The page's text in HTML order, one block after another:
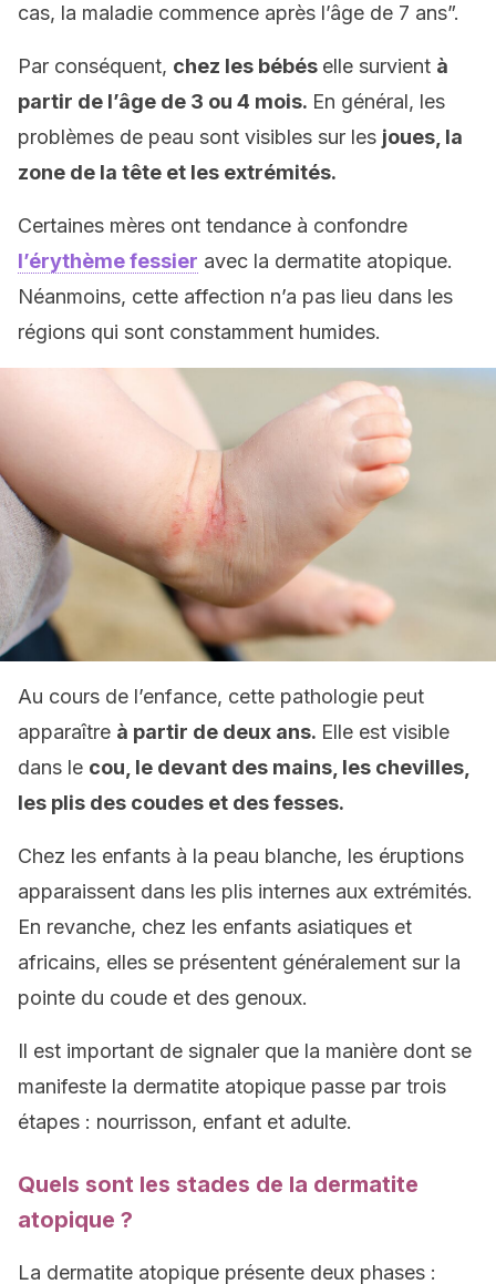
cas, la maladie commence après l’âge de 7 ans”.
Par conséquent, chez les bébés elle survient à
partir de l’âge de 3 ou 4 mois. En général, les
problèmes de peau sont visibles sur les joues, la
zone de la tête et les extrémités.
Certaines mères ont tendance à confondre
l’érythème fessier avec la dermatite atopique.
Néanmoins, cette affection n’a pas lieu dans les
régions qui sont constamment humides.
Au cours de l’enfance, cette pathologie peut
apparaître à partir de deux ans. Elle est visible
dans le cou, le devant des mains, les chevilles,
les plis des coudes et des fesses.
Chez les enfants à la peau blanche, les éruptions
apparaissent dans les plis internes aux extrémités.
En revanche, chez les enfants asiatiques et
africains, elles se présentent généralement sur la
pointe du coude et des genoux.
Il est important de signaler que la manière dont se
manifeste la dermatite atopique passe par trois
étapes : nourrisson, enfant et adulte.
Quels sont les stades de la dermatite
atopique ?
La dermatite atopique présente deux phases :